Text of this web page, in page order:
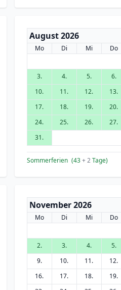
August 2026
Mo Di Mi Do
3.
4. 5. 6.
10.
11. 12. 13.
17.
18. 19. 20.
24.
25. 26. 27.
31.
Sommerferien (43+ 2Tage)
November 2026
Mo Di Mi Do
2.
3. 4. 5.
9.
10. 11. 12.
16.
17. 18. 19.